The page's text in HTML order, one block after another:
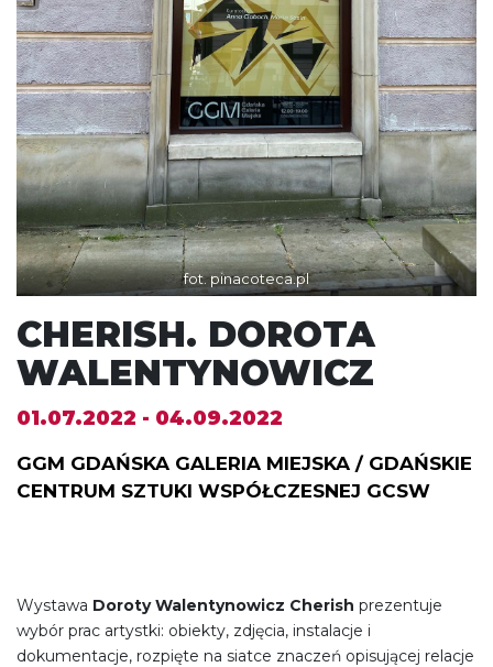
fot. pinacoteca.pl
CHERISH. DOROTA
WALENTYNOWICZ
01.07.2022 - 04.09.2022
GGM GDAŃSKA GALERIA MIEJSKA / GDAŃSKIE
CENTRUM SZTUKI WSPÓŁCZESNEJ GCSW
Wystawa Doroty Walentynowicz Cherish prezentuje
wybór prac artystki: obiekty, zdjęcia, instalacje i
dokumentacje, rozpięte na siatce znaczeń opisującej relacje